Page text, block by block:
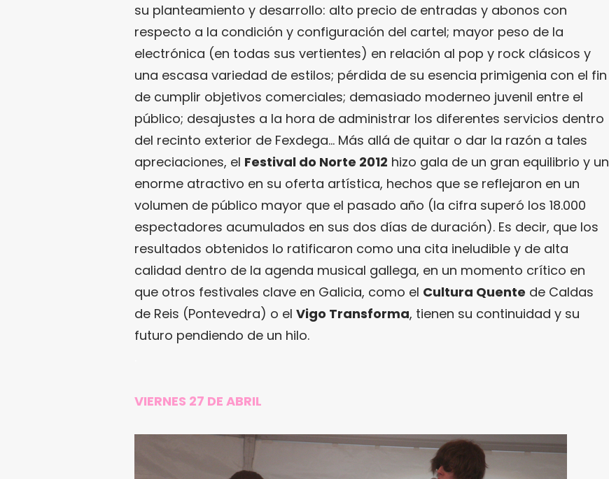
su planteamiento y desarrollo: alto precio de entradas y abonos con
respecto a la condición y configuración del cartel; mayor peso de la
electrónica (en todas sus vertientes) en relación al pop y rock clásicos y
una escasa variedad de estilos; pérdida de su esencia primigenia con el fin
de cumplir objetivos comerciales; demasiado moderneo juvenil entre el
público; desajustes a la hora de administrar los diferentes servicios dentro
del recinto exterior de Fexdega… Más allá de quitar o dar la razón a tales
apreciaciones, el Festival do Norte 2012 hizo gala de un gran equilibrio y un
enorme atractivo en su oferta artística, hechos que se reflejaron en un
volumen de público mayor que el pasado año (la cifra superó los 18.000
espectadores acumulados en sus dos días de duración). Es decir, que los
resultados obtenidos lo ratificaron como una cita ineludible y de alta
calidad dentro de la agenda musical gallega, en un momento crítico en
que otros festivales clave en Galicia, como el Cultura Quente de Caldas
de Reis (Pontevedra) o el Vigo Transforma, tienen su continuidad y su
futuro pendiendo de un hilo.
VIERNES 27 DE ABRIL